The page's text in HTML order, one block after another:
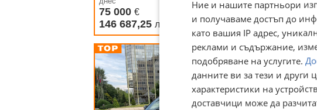
75 000 €
146 687,25 лв
47 500
92 901,93лв
Ние и нашите партньори
и получаваме достъп до
като вашия IP адрес,
реклами и съдържание,
подобряване на услугите.
данните ви за тези и други
характеристики на
доставчици може да